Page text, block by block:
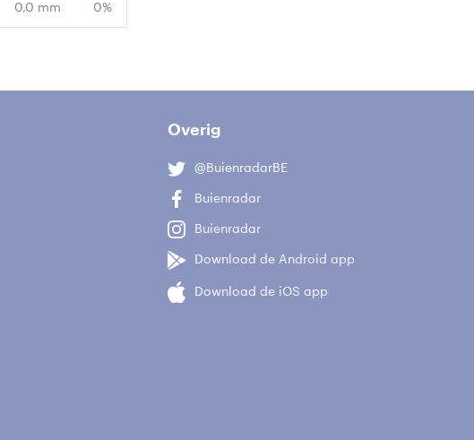
0,0 mm 0%
Overig
@BuienradarBE
Buienradar
Buienradar
Download de Android app
Download de iOS app